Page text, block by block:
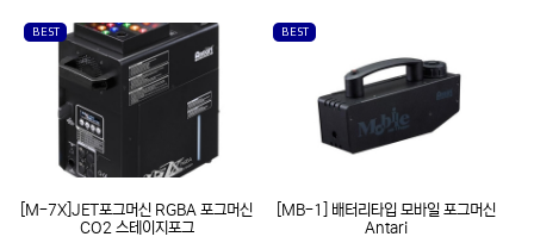
BEST
[M-7X]JET포그머신 RGBA 포그머신
CO2 스테이지포그
BEST
[MB-1] 배터리타입 모바일 포그머신
Antari